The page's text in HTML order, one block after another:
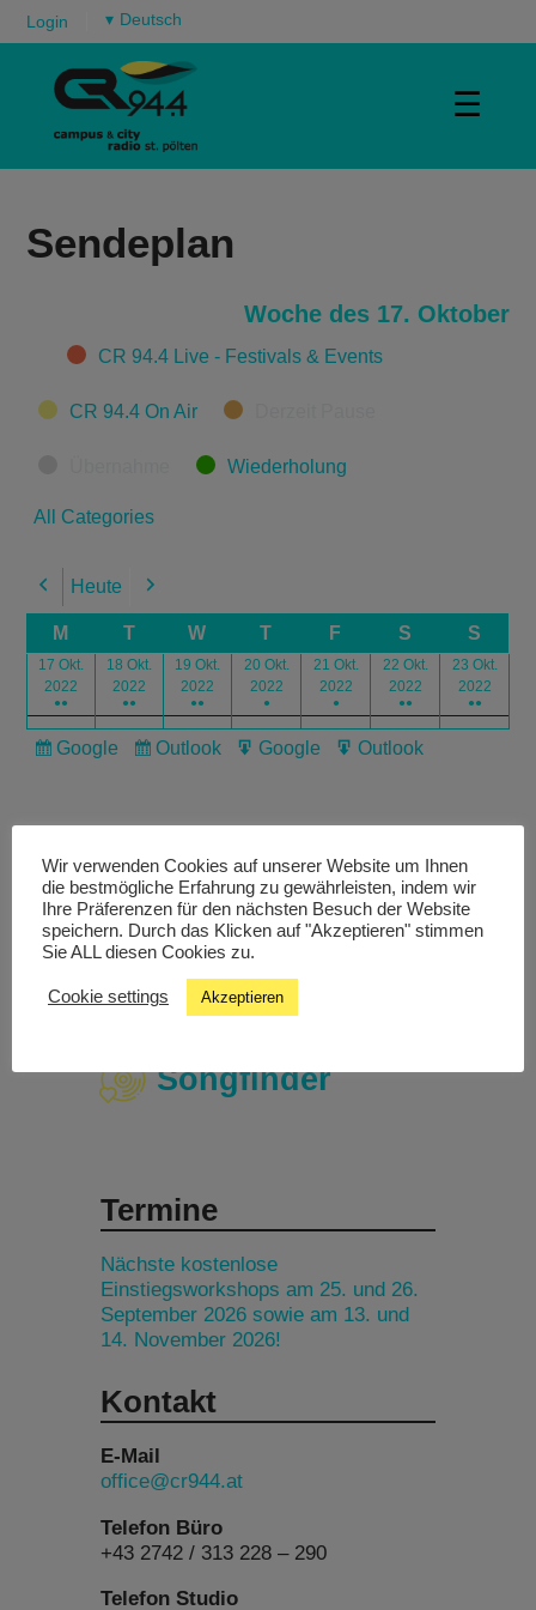
Login ▾
☰
Sendeplan
Woche des 17. Oktober
CategoriesCR 94.4 Live - Festivals & Events
CR 94.4 On Air
Wiederholung
All Categories
Previous
Heute Next
M T W T F S S
17 Okt.
2022
●●
18 Okt.
2022
●●
19 Okt.
2022
●●
20 Okt.
2022
●
21 Okt.
2022
●
22 Okt.
2022
●●
23 Okt.
2022
●●
Subscribe
Google
Subscribe
Outlook
Export
Google
Export
Outlook
Livestream
Studiochat
Songfinder
Termine
Nächste kostenlose
Einstiegsworkshops am 25. und 26.
September 2026 sowie am 13. und
14. November 2026!
Kontakt
E-Mail
office@cr944.at
Telefon Büro
+43 2742 / 313 228 – 290
Telefon Studio
Wir verwenden Cookies auf unserer Website um Ihnen
die bestmögliche Erfahrung zu gewährleisten, indem wir
Ihre Präferenzen für den nächsten Besuch der Website
speichern. Durch das Klicken auf "Akzeptieren" stimmen
Sie ALL diesen Cookies zu.
Cookie settings Akzeptieren